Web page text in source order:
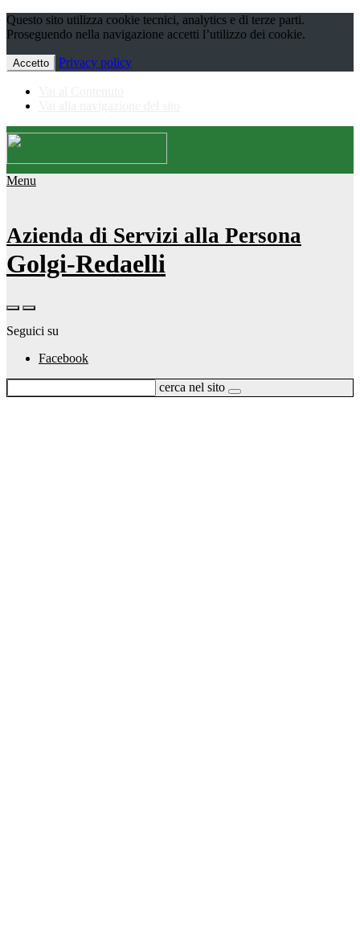
Questo sito utilizza cookie tecnici, analytics e di terze parti.
Proseguendo nella navigazione accetti l’utilizzo dei cookie.
Accetto Privacy policy
Menu
Azienda di Servizi alla Persona
Golgi-Redaelli
Seguici su
Facebook
cerca nel sito